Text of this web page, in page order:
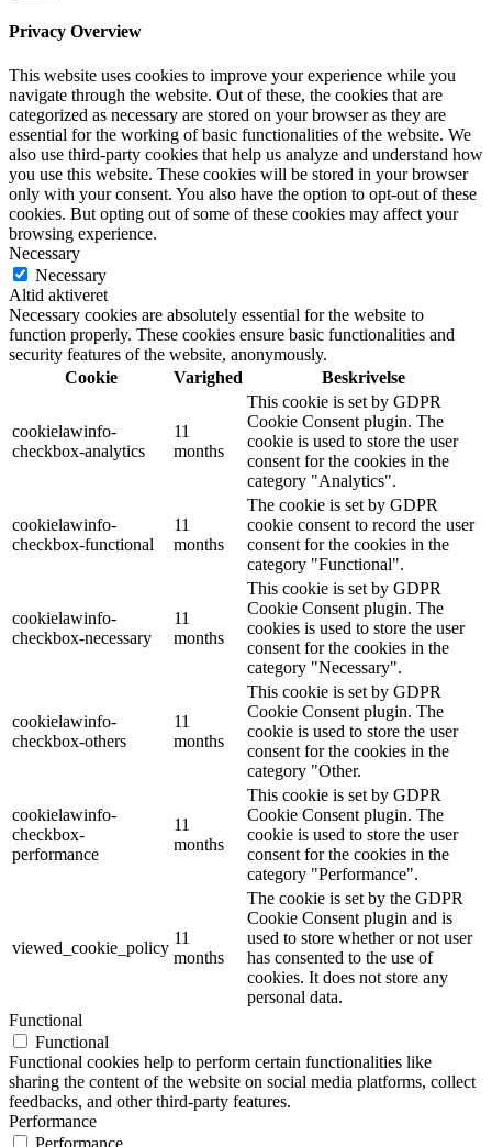
Privacy Overview
This website uses cookies to improve your experience while you
navigate through the website. Out of these, the cookies that are
categorized as necessary are stored on your browser as they are
essential for the working of basic functionalities of the website. We
also use third-party cookies that help us analyze and understand how
you use this website. These cookies will be stored in your browser
only with your consent. You also have the option to opt-out of these
cookies. But opting out of some of these cookies may affect your
browsing experience.
Necessary
Necessary
Altid aktiveret
Necessary cookies are absolutely essential for the website to
function properly. These cookies ensure basic functionalities and
security features of the website, anonymously.
Cookie
Varighed Beskrivelse
cookielawinfo-
checkbox-analytics
11
months
This cookie is set by GDPR
Cookie Consent plugin. The
cookie is used to store the user
consent for the cookies in the
category "Analytics".
cookielawinfo-
checkbox-functional
11
months
The cookie is set by GDPR
cookie consent to record the user
consent for the cookies in the
category "Functional".
cookielawinfo-
checkbox-necessary
11
months
This cookie is set by GDPR
Cookie Consent plugin. The
cookies is used to store the user
consent for the cookies in the
category "Necessary".
cookielawinfo-
checkbox-others
11
months
This cookie is set by GDPR
Cookie Consent plugin. The
cookie is used to store the user
consent for the cookies in the
category "Other.
cookielawinfo-
checkbox-
performance
11
months
This cookie is set by GDPR
Cookie Consent plugin. The
cookie is used to store the user
consent for the cookies in the
category "Performance".
viewed_cookie_policy
11
months
The cookie is set by the GDPR
Cookie Consent plugin and is
used to store whether or not user
has consented to the use of
cookies. It does not store any
personal data.
Functional
Functional
Functional cookies help to perform certain functionalities like
sharing the content of the website on social media platforms, collect
feedbacks, and other third-party features.
Performance
Performance